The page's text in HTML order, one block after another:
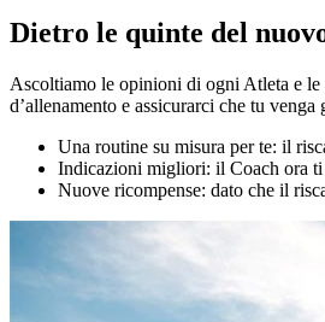
Dietro le quinte del
Ascoltiamo le opinioni di ogni Atleta e le
d’allenamento e assicurarci che tu
Una routine su misura per te: il
Indicazioni migliori: il Coach ora ti
Nuove ricompense: dato che il